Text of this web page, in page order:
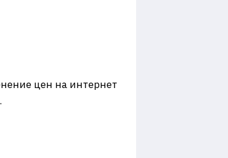
цен на интернет